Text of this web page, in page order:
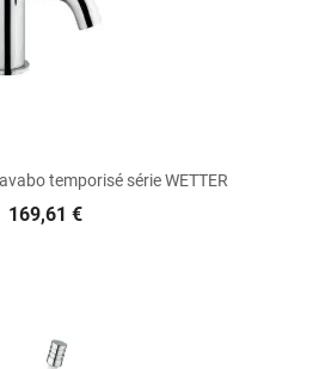
temporisé série WETTER
169,61 €